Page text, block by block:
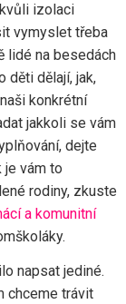
izolaci
vymyslet třeba
lidé na besedách
děti dělají, jak,
konkrétní
jakkoli se vám
dejte
vám to
rodiny, zkuste
a komunitní
napsat jediné.
chceme trávit